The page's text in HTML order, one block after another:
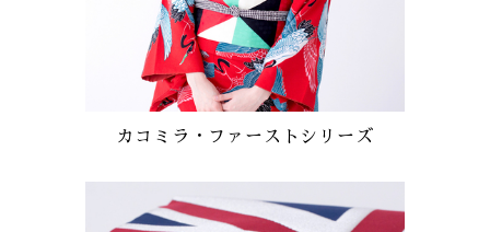
カコミラ・ファーストシリーズ